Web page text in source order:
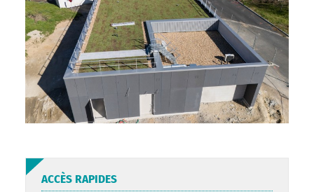
ACCÈS RAPIDES